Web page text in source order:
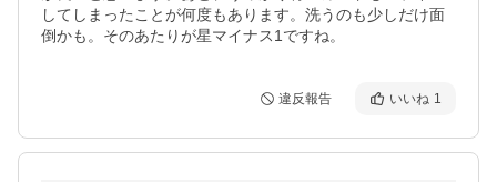
してしまったことが何度もあります。洗うのも少しだけ面
倒かも。そのあたりが星マイナス1ですね。
違反報告 いいね 1